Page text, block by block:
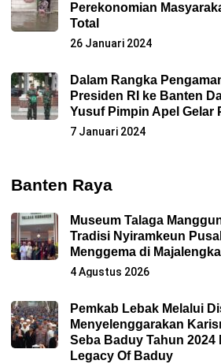
Perekonomian
Total
26 Januari 2024
Dalam Rangka
Presiden RI ke Banten
Yusuf Pimpin Apel Gelar
7 Januari 2024
Banten Raya
Museum Talaga
Tradisi Nyiramkeun
Menggema di Majalengka
4 Agustus 2026
Pemkab Lebak Melalui
Menyelenggarakan
Seba Baduy Tahun 2024
Legacy Of Baduy